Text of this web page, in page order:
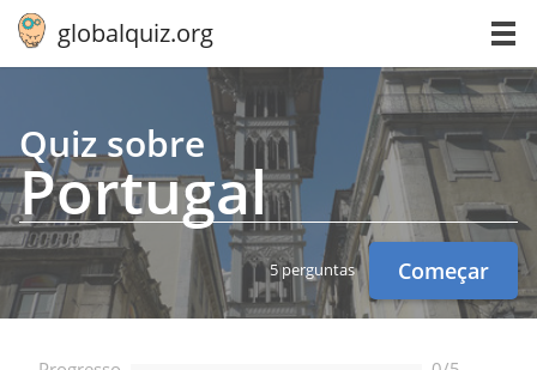
globalquiz.org
Quiz sobre
Portugal
5 perguntas Começar